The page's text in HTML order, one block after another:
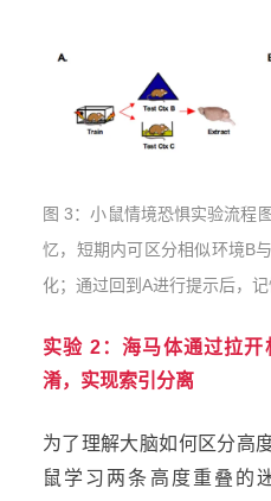
图 3：小鼠情境恐惧实验流程
忆，短期内可区分相似环境B
化；通过回到A进行提示后，记
实验 2：海马体通过拉
淆，实现索引分离
为了理解大脑如何区分高
鼠学习两条高度重叠的